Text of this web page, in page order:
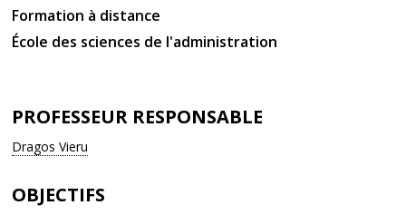
Formation à distance
École des sciences de l'administration
PROFESSEUR RESPONSABLE
Dragos Vieru
OBJECTIFS